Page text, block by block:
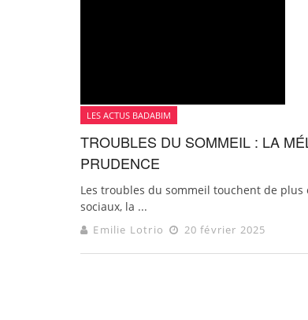
LES ACTUS BADABIM
TROUBLES DU SOMMEIL : LA
PRUDENCE
Les troubles du sommeil touchent de
sociaux, la ...
Emilie Lotrio 20 février 2025